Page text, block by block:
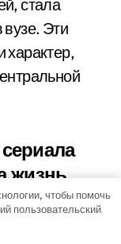
стала
вузе. Эти
характер,
жизнь
чтобы помочь
пользовательский